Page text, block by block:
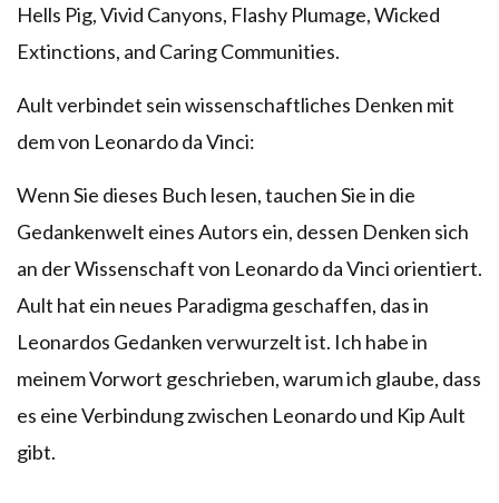
Hells Pig, Vivid Canyons, Flashy Plumage, Wicked
Extinctions, and Caring Communities.
Ault verbindet sein wissenschaftliches Denken mit
dem von Leonardo da Vinci:
Wenn Sie dieses Buch lesen, tauchen Sie in die
Gedankenwelt eines Autors ein, dessen Denken sich
an der Wissenschaft von Leonardo da Vinci orientiert.
Ault hat ein neues Paradigma geschaffen, das in
Leonardos Gedanken verwurzelt ist. Ich habe in
meinem Vorwort geschrieben, warum ich glaube, dass
es eine Verbindung zwischen Leonardo und Kip Ault
gibt.